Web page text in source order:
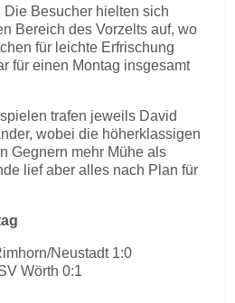
Die Besucher hielten sich
Bereich des Vorzelts auf, wo
für leichte Erfrischung
für einen Montag insgesamt
trafen jeweils David
wobei die höherklassigen
Gegnern mehr Mühe als
lief aber alles nach Plan für
Neustadt 1:0
Wörth 0:1